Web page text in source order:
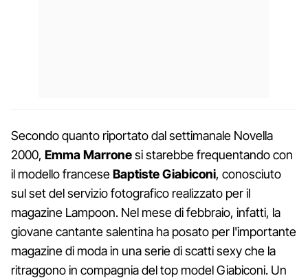
Secondo quanto riportato dal settimanale Novella
2000, Emma Marronesi starebbe frequentando con
il modello franceseBaptiste Giabiconi, conosciuto
sul set del servizio fotografico realizzato per il
magazine Lampoon. Nel mese di febbraio, infatti, la
giovane cantante salentina ha posato per l'importante
magazine di moda in una serie di scatti sexy che la
ritraggono in compagnia del top model Giabiconi. Un